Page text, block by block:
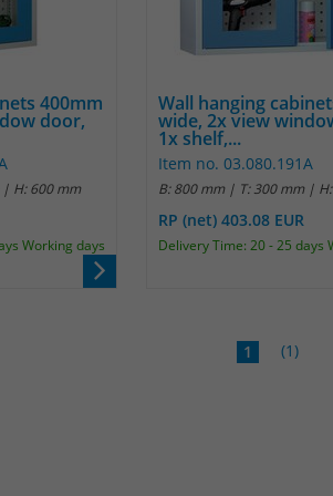
400mm
door,
H: 600 mm
Working days
Wall hanging
wide, 2x view
1x shelf,...
Item no. 03.080.191A
B: 800 mm | T: 300 mm |
RP (net) 403.08 EUR
Delivery Time: 20 - 25 days
1 (1)
Enthält die gewählten Tracking-
13 Monate
Das Cookie wird von Matomo
Sitzungs- und Kampagnendaten zu
berechnen und die Nutzung der
den Analysebericht der Website
zu, um eindeutige Besucher zu